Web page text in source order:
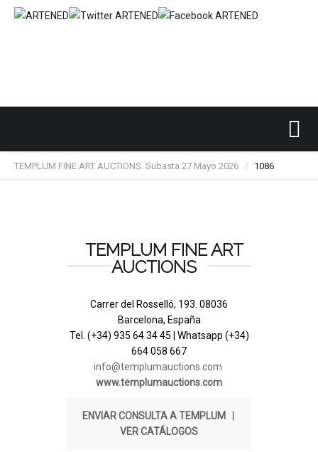
TEMPLUM FINE ART AUCTIONS. Subasta 27 Mayo 2026 / 1086
TEMPLUM FINE ART
AUCTIONS
Carrer del Rosselló, 193. 08036
Barcelona, España
Tel. (+34) 935 64 34 45 | Whatsapp (+34)
664 058 667
info@templumauctions.com
www.templumauctions.com
ENVIAR CONSULTA A TEMPLUM
VER CATÁLOGOS